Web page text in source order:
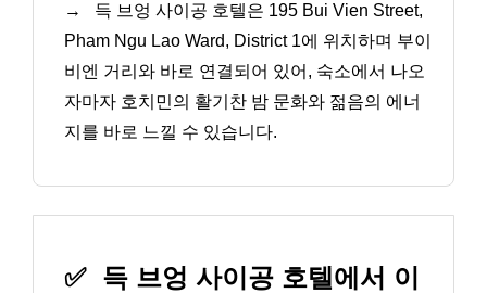
→
득 브엉 사이공 호텔은 195 Bui Vien Street,
Pham Ngu Lao Ward, District 1에 위치하며 부이
비엔 거리와 바로 연결되어 있어, 숙소에서 나오
자마자 호치민의 활기찬 밤 문화와 젊음의 에너
지를 바로 느낄 수 있습니다.
✅ 득 브엉 사이공 호텔에서 이